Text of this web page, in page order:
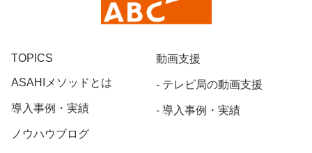
TOPICS
ASAHIメソッドとは
導入事例・実績
ノウハウブログ
動画支援
テレビ局の動画支援
導入事例・実績